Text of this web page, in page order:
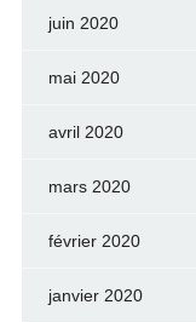
juin 2020
mai 2020
avril 2020
mars 2020
février 2020
janvier 2020